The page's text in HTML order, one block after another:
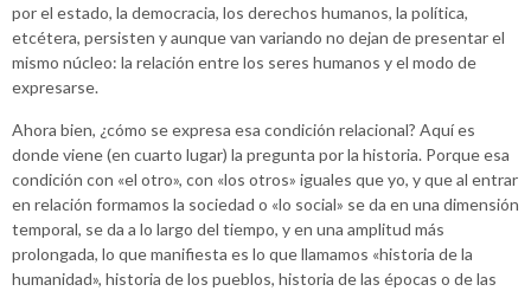
por el estado, la democracia, los derechos humanos, la política,
etcétera, persisten y aunque van variando no dejan de presentar el
mismo núcleo: la relación entre los seres humanos y el modo de
expresarse.
Ahora bien, ¿cómo se expresa esa condición relacional? Aquí es
donde viene (en cuarto lugar) la pregunta por la historia. Porque esa
condición con «el otro», con «los otros» iguales que yo, y que al entrar
en relación formamos la sociedad o «lo social» se da en una dimensión
temporal, se da a lo largo del tiempo, y en una amplitud más
prolongada, lo que manifiesta es lo que llamamos «historia de la
humanidad», historia de los pueblos, historia de las épocas o de las